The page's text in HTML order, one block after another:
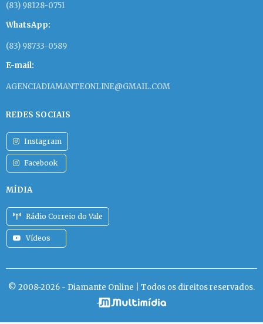
(83) 98128-0751
WhatsApp:
(83) 98733-0589
E-mail:
AGENCIADIAMANTEONLINE@GMAIL.COM
REDES SOCIAIS
Instagram
Facebook
MÍDIA
Rádio Correio do Vale
Vídeos
© 2008-2026 - Diamante Online | Todos os direitos reservados.